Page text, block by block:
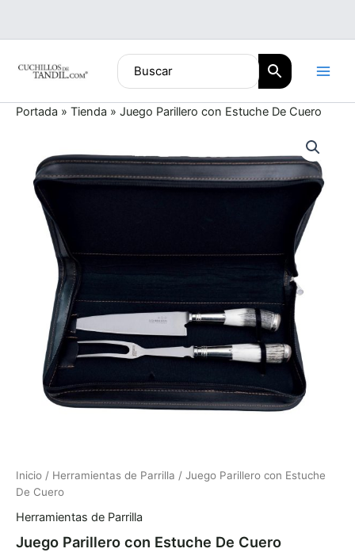
contenido
Portada » Tienda » Juego Parillero con Estuche De Cuero
Inicio / Herramientas de Parrilla / Juego Parillero con Estuche
De Cuero
Herramientas de Parrilla
Juego Parillero con Estuche De Cuero
Estuche
Cuero
cantidad